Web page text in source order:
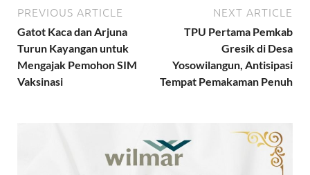
PREVIOUS ARTICLE
Gatot Kaca dan Arjuna
Turun Kayangan untuk
Mengajak Pemohon SIM
Vaksinasi
NEXT ARTICLE
TPU Pertama Pemkab
Gresik di Desa
Yosowilangun, Antisipasi
Tempat Pemakaman Penuh